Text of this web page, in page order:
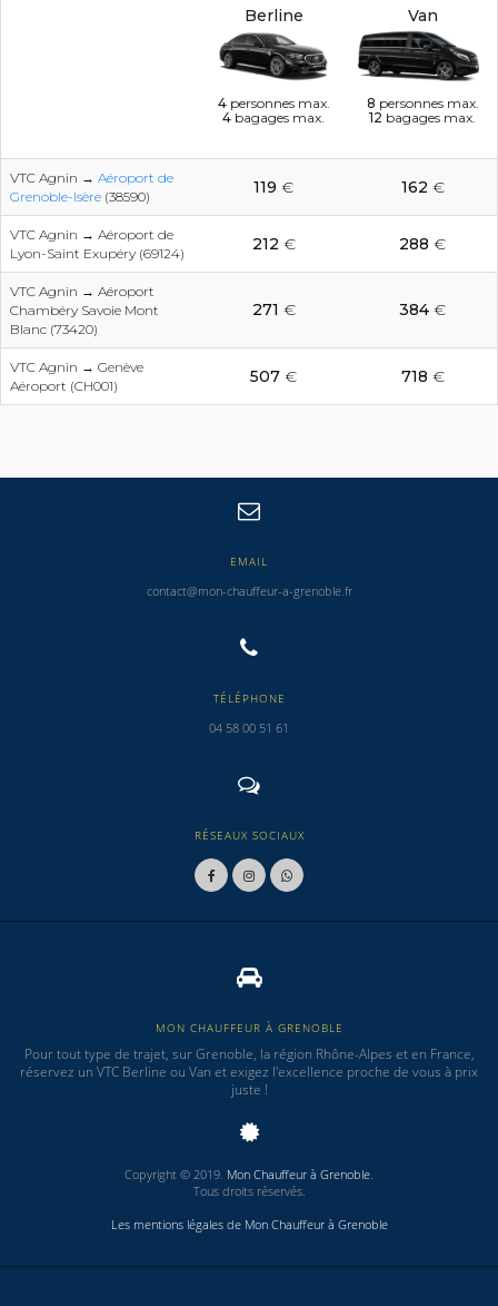
Berline
4personnes max.
4 bagages max.
Van
8 personnes max.
12 bagages max.
VTC Agnin → Aéroport de
Grenoble-Isère (38590) 119 € 162 €
VTC Agnin → Aéroport de
Lyon-Saint Exupéry (69124)
212 € 288 €
VTC Agnin → Aéroport
Chambéry Savoie Mont
Blanc (73420)
271 € 384 €
VTC Agnin → Genève
Aéroport (CH001)
507 € 718 €
EMAIL
contact@mon-chauffeur-a-grenoble.fr
TÉLÉPHONE
04 58 00 51 61
RÉSEAUX SOCIAUX
MON CHAUFFEUR À GRENOBLE
Pour tout type de trajet, sur Grenoble, la région Rhône-Alpes et en France,
réservez un VTC Berline ou Van et exigez l'excellence proche de vous à prix
juste !
Copyright © 2019. Mon Chauffeur à Grenoble.
Tous droits réservés.
Les mentions légales de Mon Chauffeur à Grenoble